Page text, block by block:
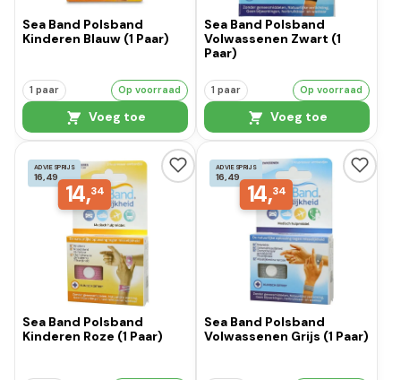
Sea Band Polsband
Kinderen Blauw (1 Paar)
1 paar Op voorraad
Voeg toe
Sea Band Polsband
Volwassenen Zwart (1
Paar)
1 paar Op voorraad
Voeg toe
ADVIESPRIJS
16,49
14,34
Sea Band Polsband
Kinderen Roze (1 Paar)
ADVIESPRIJS
16,49
14,34
Sea Band Polsband
Volwassenen Grijs (1 Paar)